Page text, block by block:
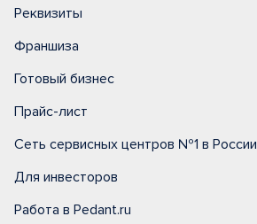
Реквизиты
Франшиза
Готовый бизнес
Прайс-лист
Сеть сервисных центров №1 в России
Для инвесторов
Работа в Pedant.ru